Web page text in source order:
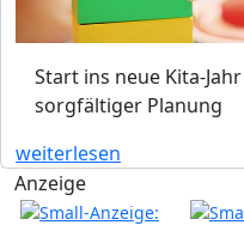
Start ins neue Kita-
sorgfältiger Planung
weiterlesen
Anzeige